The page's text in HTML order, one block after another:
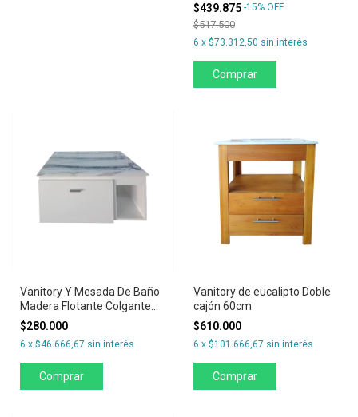
$439.875 -15% OFF
$517.500
6 x $73.312,50 sin interés
Vanitory Y Mesada De Baño
Madera Flotante Colgante
Blanco 60
$280.000
6 x $46.666,67 sin interés
Vanitory de eucalipto Doble
cajón 60cm
$610.000
6 x $101.666,67 sin interés
Comprar